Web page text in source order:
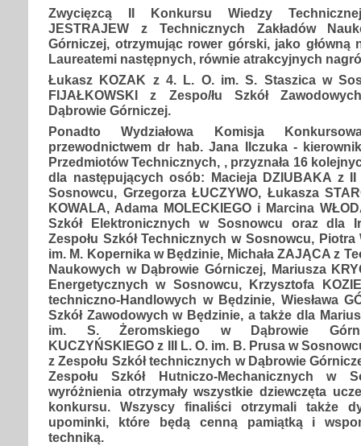
Zwycięzcą II Konkursu Wiedzy
JESTRAJEW z Technicznych Zakładów
Górniczej, otrzymując rower górski, jako główną
Laureatemi następnych, równie atrakcyjnych
Łukasz KOZAK z 4. L. O. im. S. Staszica w
FIJAŁKOWSKI z Zespo/łu Szkół
Dąbrowie Górniczej.
Ponadto Wydziałowa Komisja
przewodnictwem dr hab. Jana Ilczuka -
Przedmiotów Technicznych, , przyznała 16
dla następujących osób: Macieja DZIUBAKA z
Sosnowcu, Grzegorza ŁUCZYWO, Łukasza
KOWALA, Adama MOLECKIEGO i Marcina
Szkół Elektronicznych w Sosnowcu oraz dla
Zespołu Szkół Technicznych w Sosnowcu, Piotra
im. M. Kopernika w Będzinie, Michała ZAJĄCA z
Naukowych w Dąbrowie Górniczej, Mariusza
Energetycznych w Sosnowcu, Krzysztofa
techniczno-Handlowych w Będzinie, Wiesława
Szkół Zawodowych w Będzinie, a także dla
im. S. Żeromskiego w Dąbrowie
KUCZYŃSKIEGO z III L. O. im. B. Prusa w
z Zespołu Szkół technicznych w Dąbrowie
Zespołu Szkół Hutniczo-Mechanicznych w
wyróżnienia otrzymały wszystkie dziewczęta
konkursu. Wszyscy finaliści otrzymali także
upominki, które będą cenną pamiątką i
techniką.